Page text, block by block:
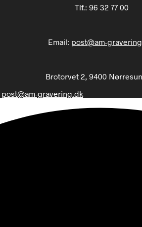
Tlf.: 96 32 77 00
Email: post@am-
Brotorvet 2, 9400
post@am-gravering.dk